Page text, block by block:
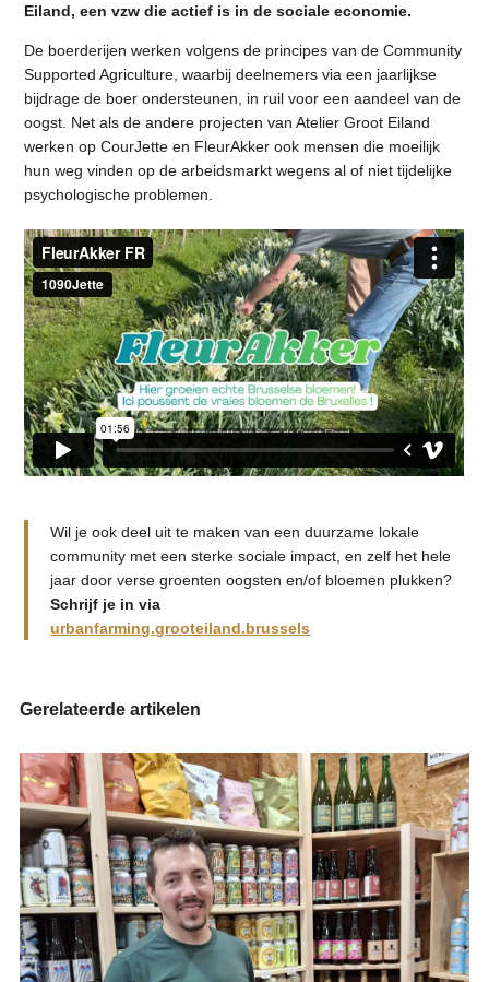
Eiland, een vzw die actief is in de sociale economie.
De boerderijen werken volgens de principes van de Community
Supported Agriculture, waarbij deelnemers via een jaarlijkse
bijdrage de boer ondersteunen, in ruil voor een aandeel van de
oogst. Net als de andere projecten van Atelier Groot Eiland
werken op CourJette en FleurAkker ook mensen die moeilijk
hun weg vinden op de arbeidsmarkt wegens al of niet tijdelijke
psychologische problemen.
Wil je ook deel uit te maken van een duurzame lokale
community met een sterke sociale impact, en zelf het hele
jaar door verse groenten oogsten en/of bloemen plukken?
Schrijf je in via
urbanfarming.grooteiland.brussels
Gerelateerde artikelen